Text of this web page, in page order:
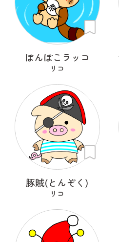
ぽんぽこラッコ
リコ
豚賊(とんぞく)
リコ